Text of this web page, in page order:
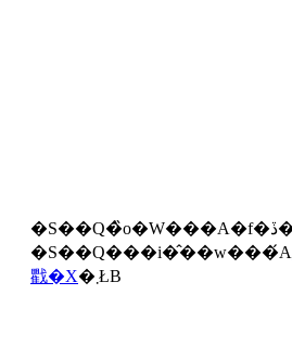
�S��Q���i�̂��w���́A
戵�X
�܂ŁB